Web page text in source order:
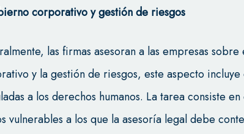
corporativo y gestión de riesgos
las firmas asesoran a las empresas
y la gestión de riesgos, este aspecto incluye
a los derechos humanos. La tarea consiste
vulnerables a los que la asesoría legal debe